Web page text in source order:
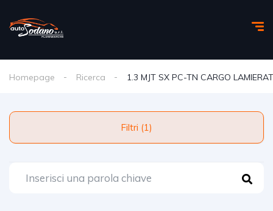
Homepage Ricerca 1.3 MJT SX PC-TN CARGO
Filtri (1)